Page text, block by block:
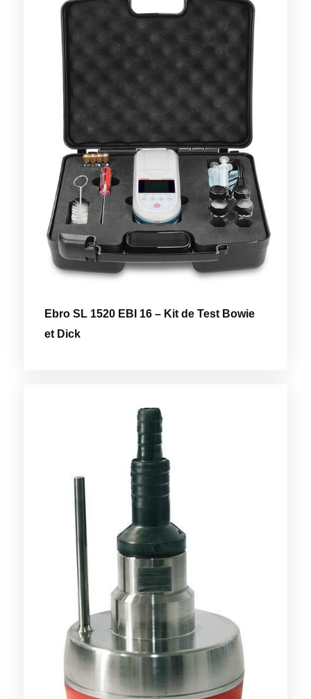
Ebro SL 1520 EBI 16 – Kit de Test Bowie
et Dick